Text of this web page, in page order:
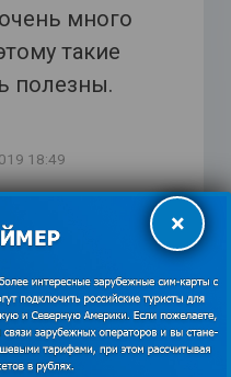
много
такие
полезны.
18:49
прямо таки
с
тарификацией –
хоть и
сравнению с
более чем
×